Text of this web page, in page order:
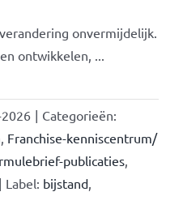
onvermijdelijk.
ontwikkelen, ...
| Categorieën:
Franchise-kenniscentrum/
publicaties,
| Label: bijstand,